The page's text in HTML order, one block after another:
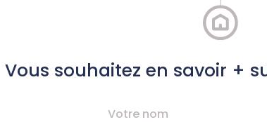
Vous souhaitez en savoir +